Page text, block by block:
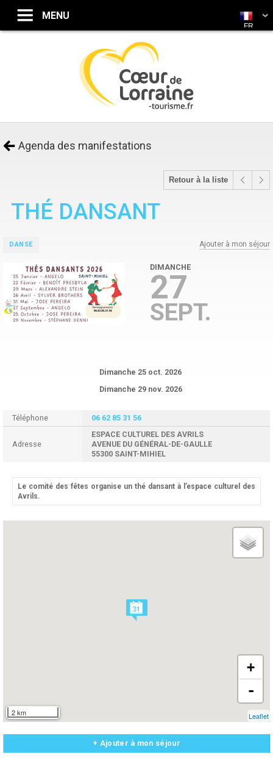
Agenda des manifestations
Retour à la liste
THÉ DANSANT
DANSE Ajouter à mon séjour
DIMANCHE
27
SEPT.
Dimanche 25 oct. 2026
Dimanche 29 nov. 2026
Téléphone 06 62 85 31 56
Adresse
ESPACE CULTUREL DES AVRILS
AVENUE DU GÉNÉRAL-DE-GAULLE
55300 SAINT-MIHIEL
Le comité des fêtes organise un thé dansant à l’espace culturel des
Avrils.
2 km
+
-
Leaflet
+ Ajouter à mon séjour
FR